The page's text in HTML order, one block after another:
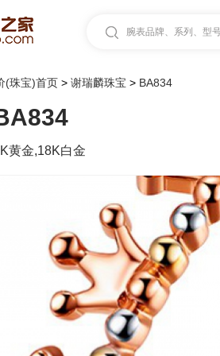
腕表品牌、系列、型
(珠宝)首页 > 谢瑞麟珠宝 > BA834
黄金,18K白金